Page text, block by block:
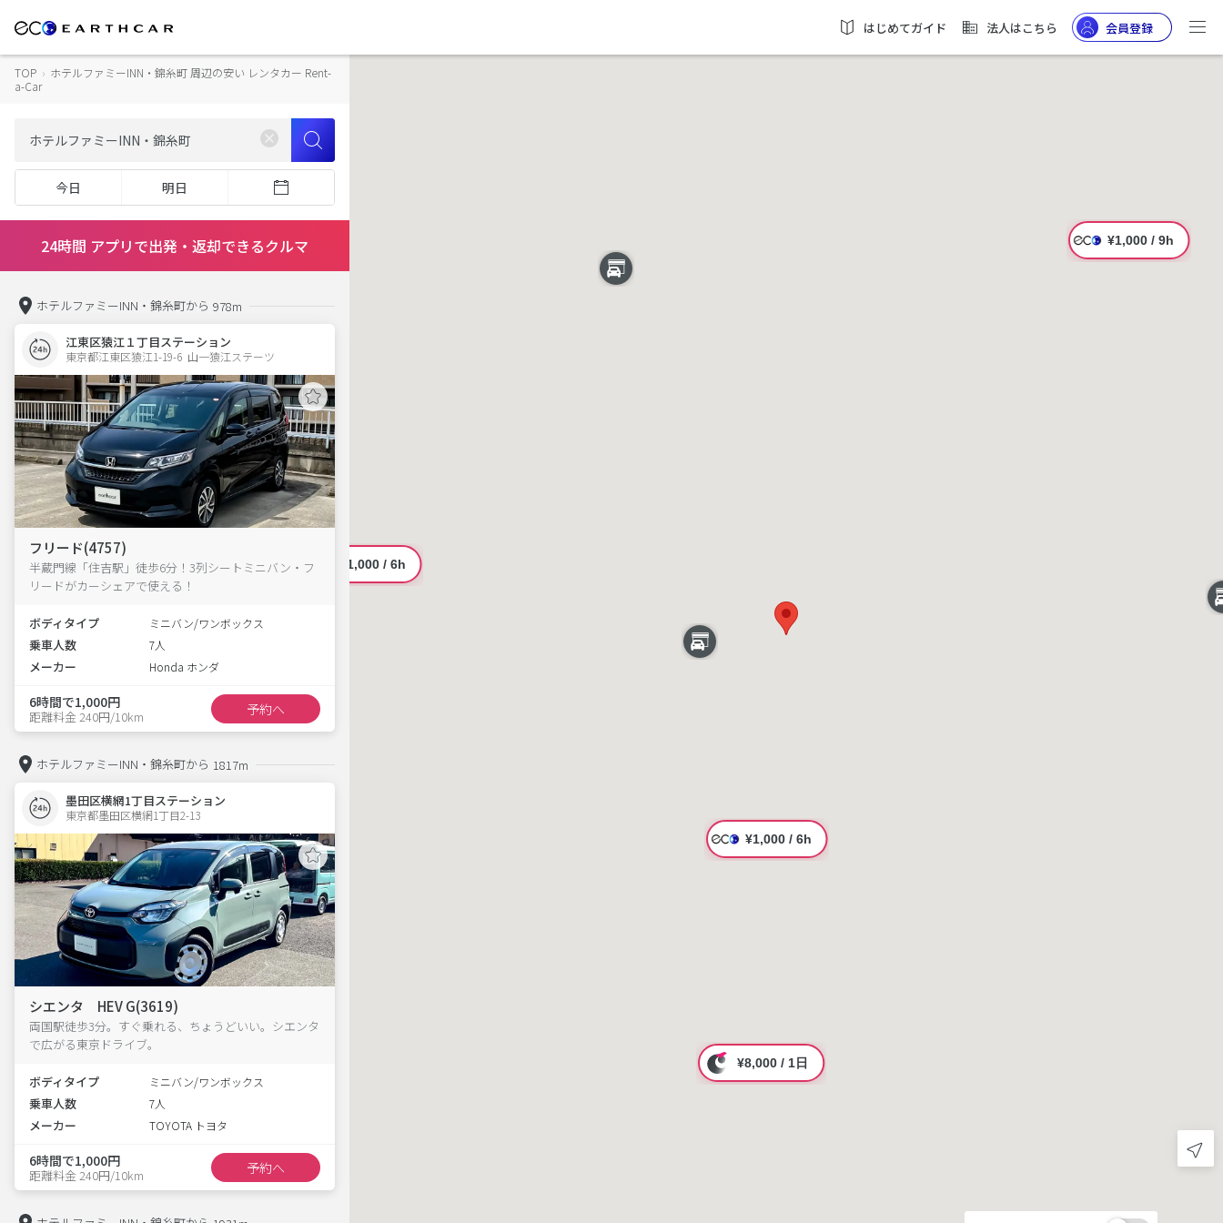
はじめてガイド 法人はこちら 会員登録
TOP › ホテルファミーINN・錦糸町 周辺の安い レンタカー Rent-
a-Car
今日 明日
24時間 アプリで出発・返却できるクルマ
ホテルファミーINN・錦糸町から 978m
江東区猿江１丁目ステーション
東京都江東区猿江1-19-6  山一猿江ステーツ
フリード(4757)
半蔵門線「住吉駅」徒歩6分！3列シートミニバン・フ
リードがカーシェアで使える！
ボディタイプ ミニバン/ワンボックス
乗車人数 7人
メーカー Honda ホンダ
6時間で1,000円
距離料金 240円/10km 予約へ
ホテルファミーINN・錦糸町から 1817m
墨田区横網1丁目ステーション
東京都墨田区横網1丁目2-13
シエンタ HEV G(3619)
両国駅徒歩3分。すぐ乗れる、ちょうどいい。シエンタ
で広がる東京ドライブ。
ボディタイプ ミニバン/ワンボックス
乗車人数 7人
メーカー TOYOTA トヨタ
6時間で1,000円
距離料金 240円/10km 予約へ